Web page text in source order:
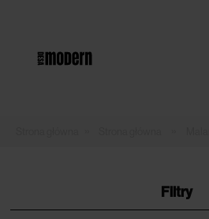
Filtry